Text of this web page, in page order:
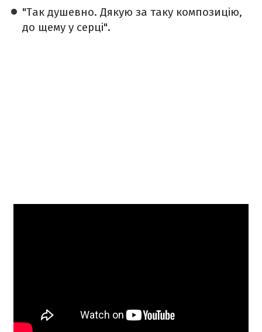
"Так душевно. Дякую за таку композицію,
до щему у серці".